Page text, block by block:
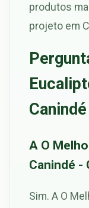
produtos
projeto em
Canindé
A O
Canindé -
Sim. A O